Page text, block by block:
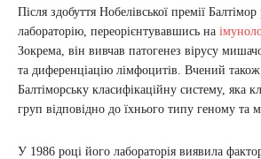
Після здобуття Нобелівської премії
лабораторію, переорієнтувавшись на
Зокрема, він вивчав патогенез вірусу
та диференціацію лімфоцитів. Вчений
Балтіморську класифікаційну систему, яка
груп відповідно до їхнього типу геному та
У 1986 році його лабораторія виявила